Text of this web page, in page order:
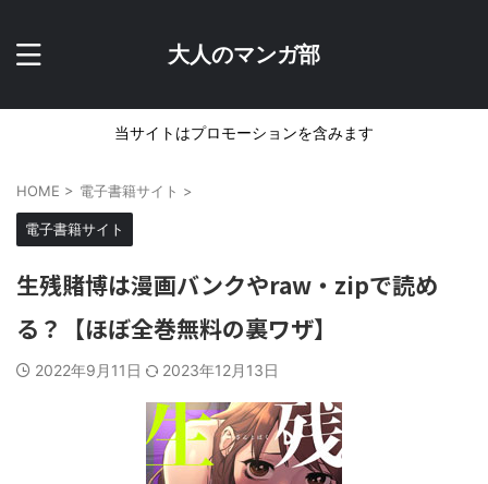
大人のマンガ部
当サイトはプロモーションを含みます
HOME > 電子書籍サイト >
電子書籍サイト
生残賭博は漫画バンクやraw・zipで読め
る？【ほぼ全巻無料の裏ワザ】
2022年9月11日 2023年12月13日